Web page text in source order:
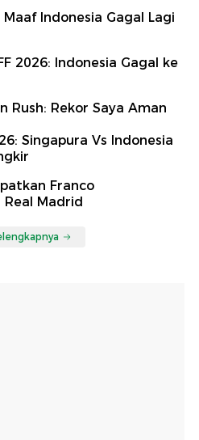
Indonesia Gagal Lagi
2026: Indonesia Gagal ke
Rush: Rekor Saya Aman
Singapura Vs Indonesia
Franco
Madrid